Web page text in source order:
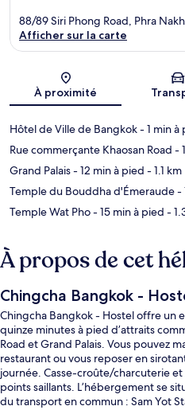
88/89 Siri Phong Road, Phra
Afficher sur la carte
À proximité
Hôtel de Ville de Bangkok- 1 min à
Rue commerçante Khaosan Road -
Grand Palais- 12 min à pied - 1.1 km
Temple du Bouddha d'Émeraude-
Temple Wat Pho- 15 min à pied -
À propos de cet
Chingcha Bangkok -
Chingcha Bangkok - Hostel offre un
quinze minutes à pied d’attraits
Road et Grand Palais. Vous pouvez
restaurant ou vous reposer en
journée. Casse-croûte/charcuterie
points saillants. L’hébergement se
du transport en commun : Sam Yot